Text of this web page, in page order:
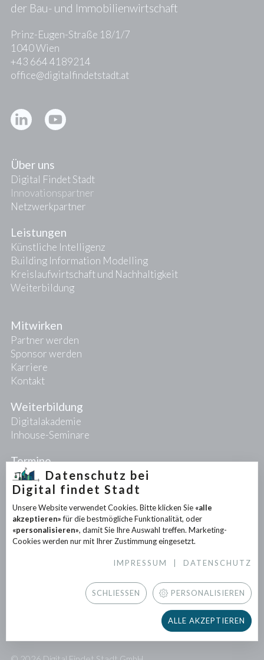
der Bau- und Immobilienwirtschaft
Prinz-Eugen-Straße 18/1/7
1040 Wien
+43 664 4189214
office@digitalfindetstadt.at
Über uns
Digital Findet Stadt
Innovationspartner
Netzwerkpartner
Leistungen
Künstliche Intelligenz
Building Information Modelling
Kreislaufwirtschaft und Nachhaltigkeit
Weiterbildung
Mitwirken
Partner werden
Sponsor werden
Karriere
Kontakt
Weiterbildung
Digitalakademie
Inhouse-Seminare
Termine
Projekte
PIONEER-Projekte
Forschungsprojekte
Partnerprojekte
Datenschutz bei
Digital findet Stadt
Unsere Website verwendet Cookies. Bitte klicken Sie «alle
akzeptieren»für die bestmögliche Funktionalität, oder
«personalisieren», damit Sie Ihre Auswahl treffen. Marketing-
Cookies werden nur mit Ihrer Zustimmung eingesetzt.
IMPRESSUM DATENSCHUTZ
SCHLIESSEN PERSONALISIEREN
ALLE AKZEPTIEREN